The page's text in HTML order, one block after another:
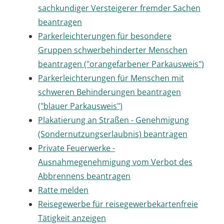
sachkundiger Versteigerer fremder Sachen
beantragen
Parkerleichterungen für besondere
Gruppen schwerbehinderter Menschen
beantragen ("orangefarbener Parkausweis")
Parkerleichterungen für Menschen mit
schweren Behinderungen beantragen
("blauer Parkausweis")
Plakatierung an Straßen - Genehmigung
(Sondernutzungserlaubnis) beantragen
Private Feuerwerke -
Ausnahmegenehmigung vom Verbot des
Abbrennens beantragen
Ratte melden
Reisegewerbe für reisegewerbekartenfreie
Tätigkeit anzeigen